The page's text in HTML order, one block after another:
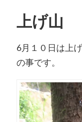
上げ山
6月１０日は上
の事です。